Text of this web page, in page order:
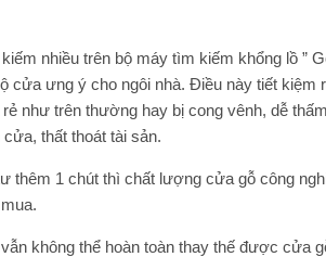
nhiều trên bộ máy tìm kiếm khổng lồ ”
cửa ưng ý cho ngôi nhà. Điều này tiết
như trên thường hay bị cong vênh, dễ
thất thoát tài sản.
thêm 1 chút thì chất lượng cửa gỗ công
không thể hoàn toàn thay thế được cửa